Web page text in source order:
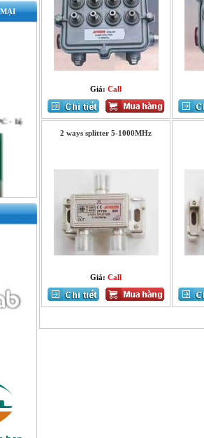
bộ chia
Giá: Call
2 ways splitter 5-1000MHz
Giá: Call